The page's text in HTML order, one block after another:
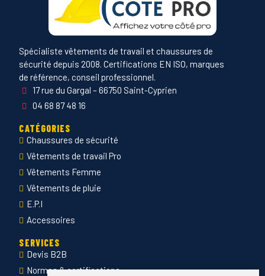
Spécialiste vêtements de travail et chaussures de
sécurité depuis 2008. Certifications EN ISO, marques
de référence, conseil professionnel.
17 rue du Gargal – 66750 Saint-Cyprien
04 68 87 48 16
CATÉGORIES
Chaussures de sécurité
Vêtements de travail Pro
Vêtements Femme
Vêtements de pluie
E.P.I
Accessoires
SERVICES
Devis B2B
Normes & certifications